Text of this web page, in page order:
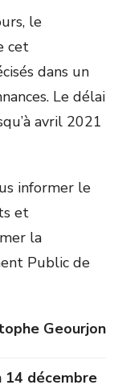
le
cet
dans un
Le délai
avril 2021
informer le
et
la
Public de
Geourjon
14 décembre